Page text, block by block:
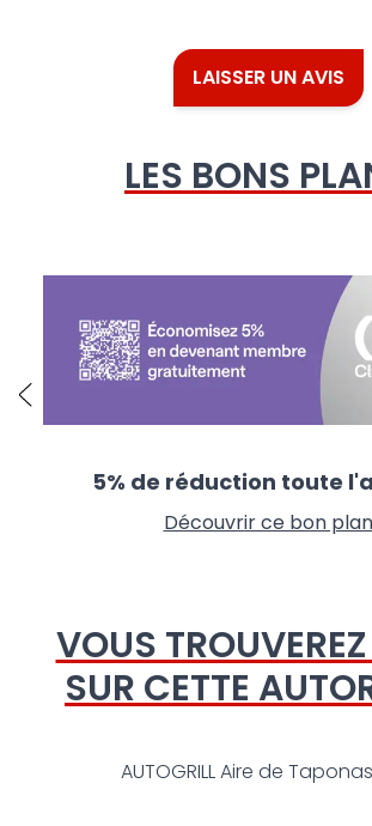
LAISSER UN AVIS
LES BONS
5% de réduction toute
Découvrir ce bon plan
VOUS
SUR CETTE
AUTOGRILL Aire de